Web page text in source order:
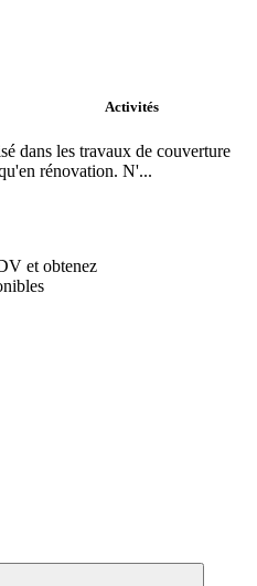
Activités
dans les travaux de couverture
rénovation. N'...
et obtenez